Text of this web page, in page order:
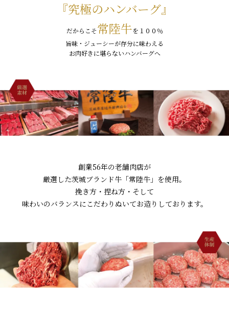
『究極のハンバーグ』
だからこそ常陸牛を１００％
旨味・ジューシーが存分に味わえる
お肉好きに堪らないハンバーグへ
創業56年の老舗肉店が
厳選した茨城ブランド牛「常陸牛」を使用。
挽き方・捏ね方・そして
味わいのバランスにこだわりぬいてお造りしております。